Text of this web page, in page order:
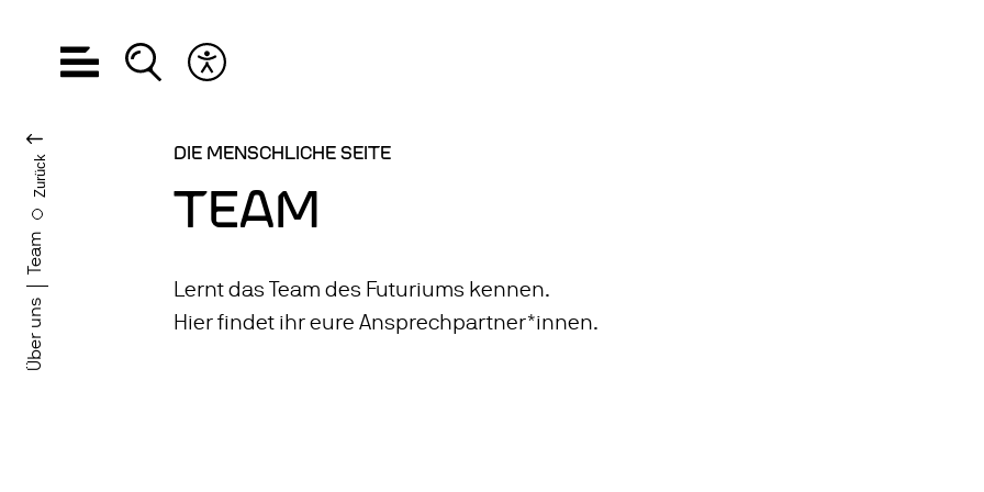
Hauptnavigation öffnen
Suche öffnen
Über uns
Team
Zurück DIE MENSCHLICHE SEITE
TEAM
Lernt das Team des Futuriums kennen.
Hier findet ihr eure Ansprechpartner*innen.